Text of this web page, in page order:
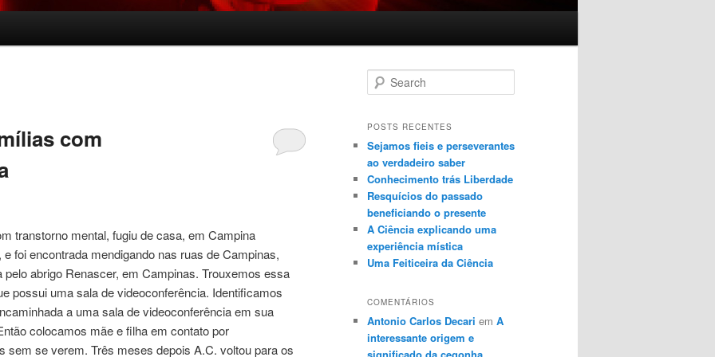
com
Search
POSTS RECENTES
Sejamos fieis e perseverantes
ao verdadeiro saber
Conhecimento trás Liberdade
Resquícios do passado
beneficiando o presente
A Ciência explicando uma
experiência mística
Uma Feiticeira da Ciência
COMENTÁRIOS
Antonio Carlos Decari em A
interessante origem e